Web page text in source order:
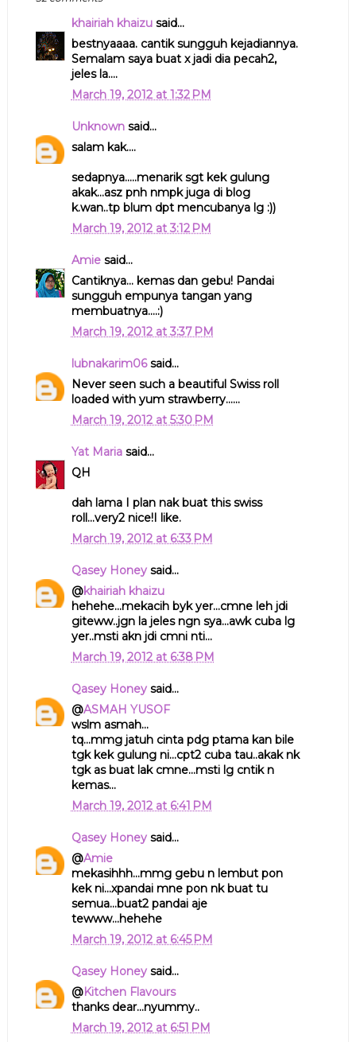
khairiah khaizusaid...
bestnyaaaa. cantik sungguh kejadiannya.
Semalam saya buat x jadi dia pecah2,
jeles la....
March 19, 2012 at 1:32 PM
Unknownsaid...
salam kak....
sedapnya.....menarik sgt kek gulung
akak...asz pnh nmpk juga di blog
k.wan..tp blum dpt mencubanya lg :))
March 19, 2012 at 3:12 PM
Amiesaid...
Cantiknya... kemas dan gebu! Pandai
sungguh empunya tangan yang
membuatnya....:)
March 19, 2012 at 3:37 PM
lubnakarim06said...
Never seen such a beautiful Swiss roll
loaded with yum strawberry......
March 19, 2012 at 5:30 PM
Yat Mariasaid...
QH
dah lama I plan nak buat this swiss
roll...very2 nice!I like.
March 19, 2012 at 6:33 PM
Qasey Honeysaid...
@khairiah khaizu
hehehe...mekacih byk yer...cmne leh jdi
giteww..jgn la jeles ngn sya...awk cuba lg
yer..msti akn jdi cmni nti...
March 19, 2012 at 6:38 PM
Qasey Honeysaid...
@ASMAH YUSOF
wslm asmah...
tq...mmg jatuh cinta pdg ptama kan bile
tgk kek gulung ni...cpt2 cuba tau..akak nk
tgk as buat lak cmne...msti lg cntik n
kemas...
March 19, 2012 at 6:41 PM
Qasey Honeysaid...
@Amie
mekasihhh...mmg gebu n lembut pon
kek ni...xpandai mne pon nk buat tu
semua...buat2 pandai aje
tewww...hehehe
March 19, 2012 at 6:45 PM
Qasey Honeysaid...
@Kitchen Flavours
thanks dear...nyummy..
March 19, 2012 at 6:51 PM